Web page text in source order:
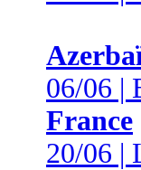
06/06 |
France
20/06 |